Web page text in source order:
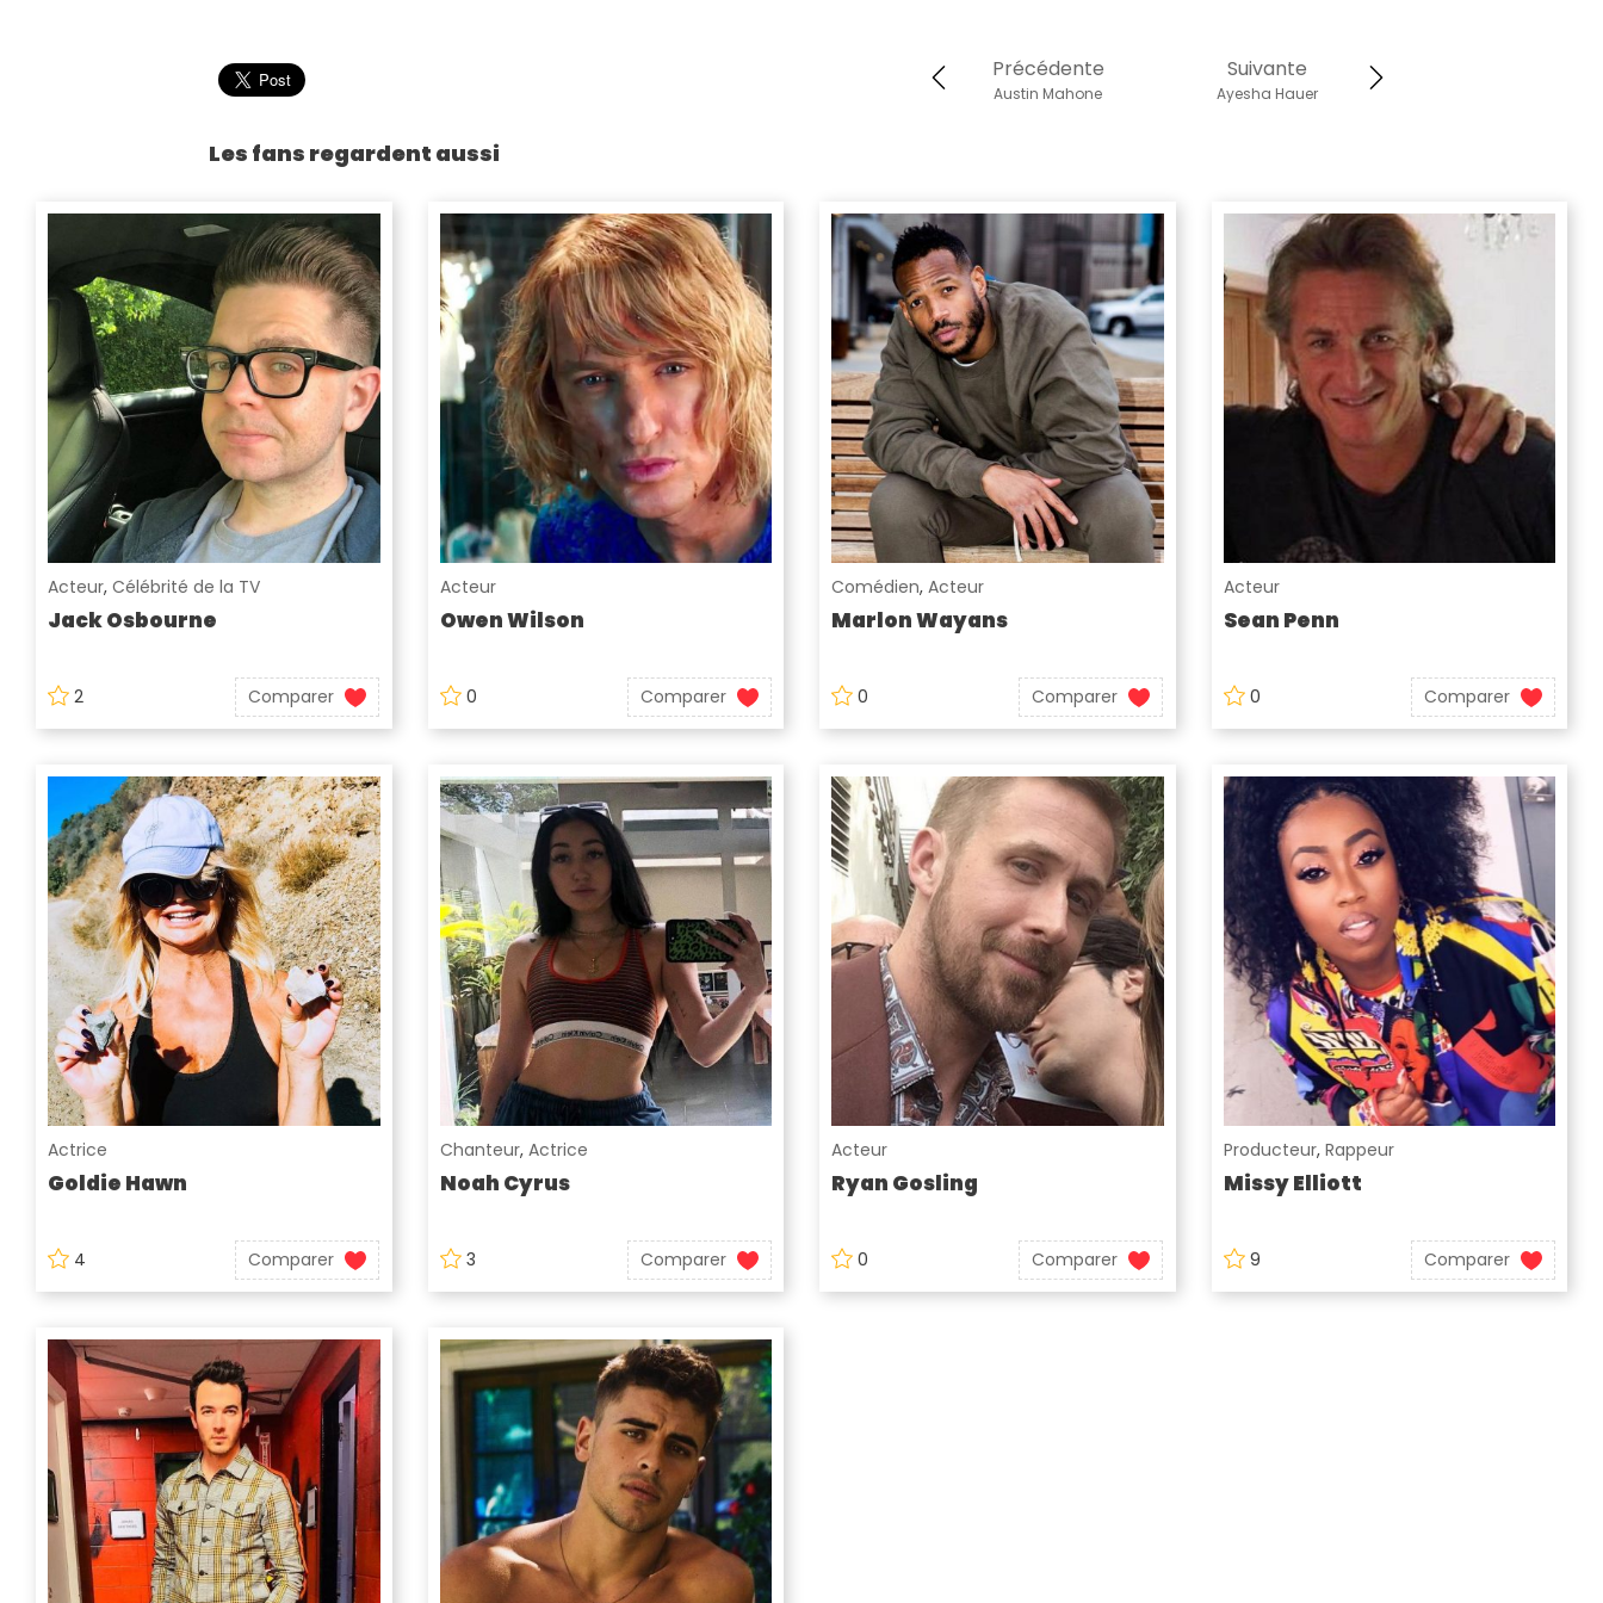
Suivante
Ayesha Hauer
Précédente
Austin Mahone
Les fans regardent aussi
Acteur, Célébrité de la TV
Jack Osbourne
2 Comparer
Acteur
Owen Wilson
0 Comparer
Comédien, Acteur
Marlon Wayans
0 Comparer
Acteur
Sean Penn
0 Comparer
Actrice
Goldie Hawn
4 Comparer
Chanteur, Actrice
Noah Cyrus
3 Comparer
Acteur
Ryan Gosling
0 Comparer
Producteur, Rappeur
Missy Elliott
9 Comparer